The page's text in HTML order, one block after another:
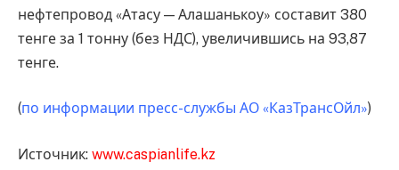
нефтепровод «Атасу — Алашанькоу» составит 380
тенге за 1 тонну (без НДС), увеличившись на 93,87
тенге.
(по информации пресс-службы АО «КазТрансОйл»)
Источник: www.caspianlife.kz